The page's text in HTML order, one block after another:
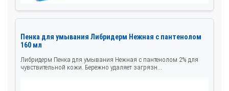
Пенка для умывания Либридерм Нежная с пантенолом
160 мл
Либридерм Пенка для умывания Нежная с пантенолом 2% для
чувствительной кожи. Бережно удаляет загрязн...